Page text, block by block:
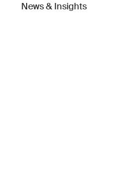
opens in new window)
News & Insights